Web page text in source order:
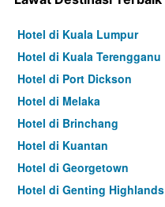
Hotel di Kuala Lumpur
Hotel di Kuala Terengganu
Hotel di Port Dickson
Hotel di Melaka
Hotel di Brinchang
Hotel di Kuantan
Hotel di Georgetown
Hotel di Genting Highlands